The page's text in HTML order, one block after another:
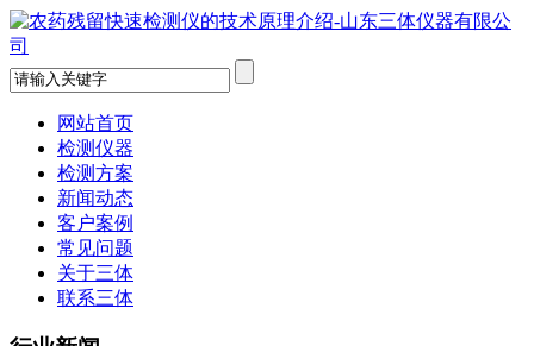
网站首页
检测仪器
检测方案
新闻动态
客户案例
常见问题
关于三体
联系三体